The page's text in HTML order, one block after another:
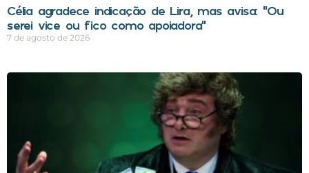
Célia agradece indicação de Lira, mas avisa: “Ou
serei vice ou fico como apoiadora”
7 de agosto de 2026